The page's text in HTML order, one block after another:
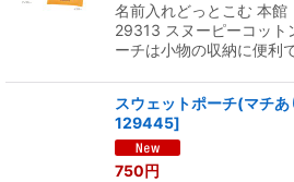
名前入れどっとこむ 本
29313 スヌーピーコット
ーチは小物の収納に便
スウェットポーチ(マチ
129445]
750円